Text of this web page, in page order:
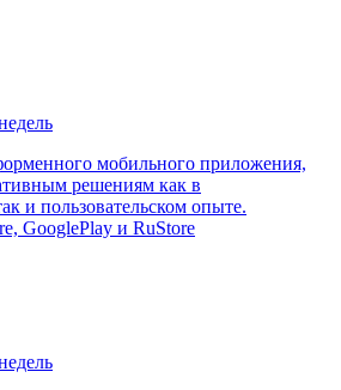
мобильного приложения,
решениям как в
и пользовательском опыте.
GooglePlay и RuStore